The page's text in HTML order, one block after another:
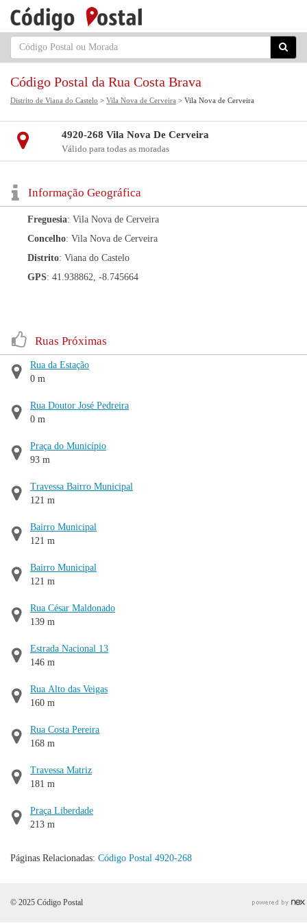
Código Postal da Rua Costa Brava
Distrito de Viana do Castelo > Vila Nova de Cerveira > Vila Nova de Cerveira
4920-268 Vila Nova De Cerveira
Válido para todas as moradas
Informação Geográfica
Freguesia: Vila Nova de Cerveira
Concelho: Vila Nova de Cerveira
Distrito: Viana do Castelo
GPS: 41.938862, -8.745664
Ruas Próximas
Rua da Estação
0 m
Rua Doutor José Pedreira
0 m
Praça do Município
93 m
Travessa Bairro Municipal
121 m
Bairro Municipal
121 m
Bairro Municipal
121 m
Rua César Maldonado
139 m
Estrada Nacional 13
146 m
Rua Alto das Veigas
160 m
Rua Costa Pereira
168 m
Travessa Matriz
181 m
Praça Liberdade
213 m
Páginas Relacionadas: Código Postal 4920-268
© 2025 Código Postal